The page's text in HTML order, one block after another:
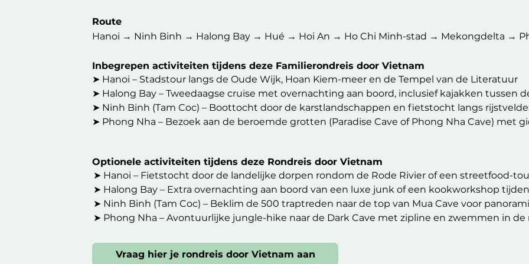
➤ Dag 3 – Hanoi → Ninh Binh
Transfer naar Ninh Binh. Boottocht in Trang An/Tam Coc tussen karstbergen & rijstvelden.
➤ Dag 4 – Ninh Binh: fietsen & uitzicht
Fietstocht door dorpjes en rijstvelden, stops bij lokale families. Klim naar Mua Cave-
➤ Dag 5 – Ninh Binh → Halong Bay cruise
Transfer naar Halong Bay. Inscheping op traditionele jonk. Kajakken, zwemmen &
➤ Dag 6 – Halong Bay → Hanoi → nachttrein naar Hué
Ochtendcruise & grotbezoek. Terug naar Hanoi. Avond in de nachttrein naar Hué — gezellig
➤ Dag 7 – Keizerlijk Hué
Bezoek de Citadel & Verboden Purperen Stad. Boottocht over de Parfumrivier naar Thien
➤ Dag 8 – Hué → Hai Van Pass → Hoi An
Roadtrip over de iconische Hai Van-pas. Uitzichtpunten & strandstop bij Lang Co.
Route
Hanoi → Ninh Binh → Halong Bay → Hué → Hoi An → Ho Chi Minh-stad → Mekongdelta →
Inbegrepen activiteiten tijdens deze Familierondreis door Vietnam
➤ Hanoi – Stadstour langs de Oude Wijk, Hoan Kiem-meer en de Tempel van de Literatuur
➤ Halong Bay – Tweedaagse cruise met overnachting aan boord, inclusief kajakken tussen
➤ Ninh Binh (Tam Coc) – Boottocht door de karstlandschappen en fietstocht langs
➤ Phong Nha – Bezoek aan de beroemde grotten (Paradise Cave of Phong Nha Cave) met
➤ Hoi An – Fietstocht door de rijstvelden en bezoek aan een lokaal dorp met kookworkshop
➤ Ho Chi Minh City (Saigon) – Stadstour langs o.a. het Oorlogsmuseum, Notre Dame en de
➤ Cu Chi-tunnels – Halve dagexcursie met gids, inclusief uitleg en ondergrondse ervaring
➤ Mekong Delta – Boottocht langs drijvende markten en lokale dorpjes, met stops bij
Optionele activiteiten tijdens deze Rondreis door Vietnam
➤ Hanoi – Fietstocht door de landelijke dorpen rondom de Rode Rivier of een streetfood-
➤ Halong Bay – Extra overnachting aan boord van een luxe junk of een kookworkshop
➤ Ninh Binh (Tam Coc) – Beklim de 500 traptreden naar de top van Mua Cave voor
➤ Phong Nha – Avontuurlijke jungle-hike naar de Dark Cave met zipline en zwemmen in de
➤ Hoi An – Stranddag aan An Bang Beach of een kleermaker-workshop waarbij je eigen
➤ Hoi An – Traditionele kookworkshop bij een lokale familie (extra uitgebreid menu)
Vraag hier je rondreis door Vietnam aan